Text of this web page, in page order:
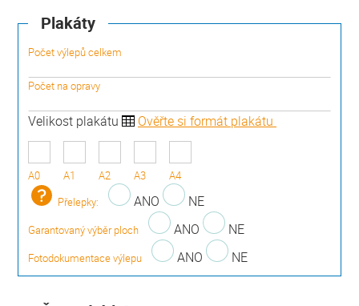
Plakáty
Počet výlepů celkem
Počet na opravy
Velikost plakátu Ověřte si formát plakátu
A0 A1 A2 A3
A4
Přelepky:
ANO NE
Garantovaný výběr ploch ANO NE
Fotodokumentace výlepu ANO NE